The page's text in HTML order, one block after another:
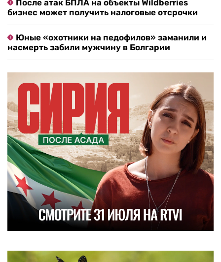
После атак БПЛА на объекты Wildberries
бизнес может получить налоговые отсрочки
Юные «охотники на педофилов» заманили и
насмерть забили мужчину в Болгарии